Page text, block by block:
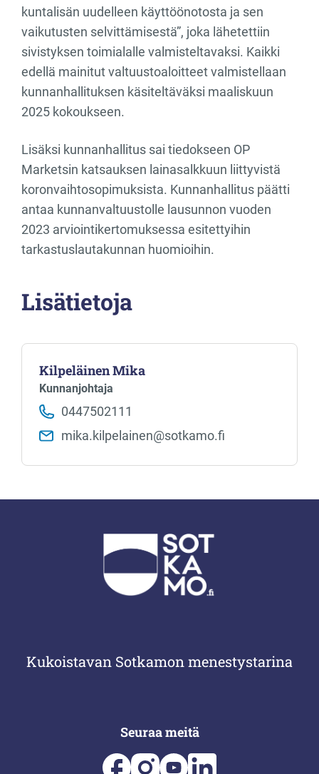
kuntalisän uudelleen käyttöönotosta ja sen
vaikutusten selvittämisestä”, joka lähetettiin
sivistyksen toimialalle valmisteltavaksi. Kaikki
edellä mainitut valtuustoaloitteet valmistellaan
kunnanhallituksen käsiteltäväksi maaliskuun
2025 kokoukseen.
Lisäksi kunnanhallitus sai tiedokseen OP
Marketsin katsauksen lainasalkkuun liittyvistä
koronvaihtosopimuksista. Kunnanhallitus päätti
antaa kunnanvaltuustolle lausunnon vuoden
2023 arviointikertomuksessa esitettyihin
tarkastuslautakunnan huomioihin.
Lisätietoja
Kilpeläinen Mika
Kunnanjohtaja
0447502111
mika.kilpelainen​@sotkamo.fi
Kukoistavan Sotkamon menestystarina
Seuraa meitä